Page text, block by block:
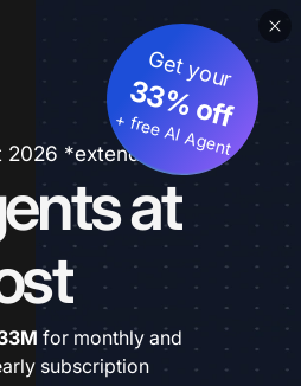
*extended
at
Get your
33% off
+ free AI Agent
for monthly and
subscription